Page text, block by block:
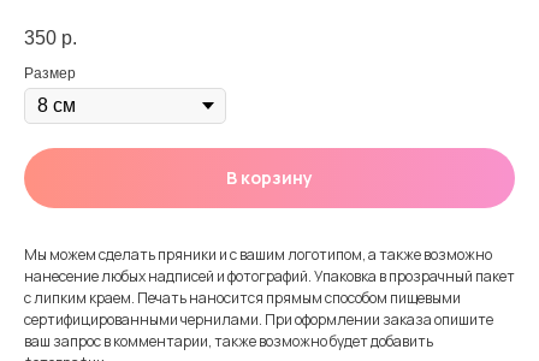
350 р.
Размер
В корзину
Мы можем сделать пряники и с вашим логотипом, а также возможно
нанесение любых надписей и фотографий. Упаковка в прозрачный пакет
с липким краем. Печать наносится прямым способом пищевыми
сертифицированными чернилами. При оформлении заказа опишите
ваш запрос в комментарии, также возможно будет добавить